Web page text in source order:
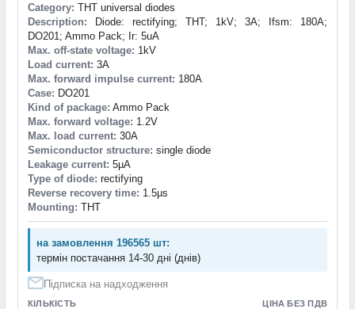
Category: THT universal diodes
Description: Diode: rectifying; THT; 1kV; 3A; Ifsm: 180A;
DO201; Ammo Pack; Ir: 5uA
Max. off-state voltage: 1kV
Load current: 3A
Max. forward impulse current: 180A
Case: DO201
Kind of package: Ammo Pack
Max. forward voltage: 1.2V
Max. load current: 30A
Semiconductor structure: single diode
Leakage current: 5µA
Type of diode: rectifying
Reverse recovery time: 1.5µs
Mounting: THT
на замовлення 196565 шт:
термін постачання 14-30 дні (днів)
Підписка на надходження
КІЛЬКІСТЬ ЦІНА БЕЗ ПДВ